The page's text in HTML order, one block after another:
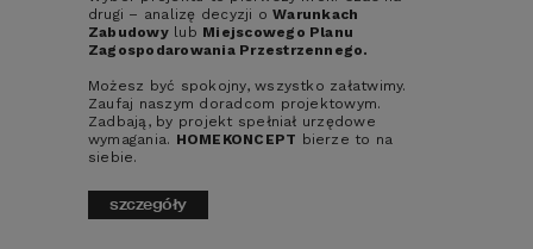
drugi – analizę decyzji oWarunkach
Zabudowylub Miejscowego Planu
Zagospodarowania Przestrzennego.
Możesz być spokojny, wszystko załatwimy.
Zaufaj naszym doradcom projektowym.
Zadbają, by projekt spełniał urzędowe
wymagania. HOMEKONCEPT bierze to na
siebie.
szczegóły
mieszkalnych jest przeprowadzenie
termomodernizacji, czyli ocieplenie domu
optymalną warstwą styropianu.
Z doświadczeń naszych klientów
wynika, że ponad połowę wszystkich
kosztów eksploatacji
opłaty za ogrzewanie, ponieważ
straty energii cieplnej w około 1/3